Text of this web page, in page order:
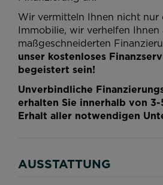
Wir vermitteln Ihnen nicht nur
Immobilie, wir verhelfen Ihnen
maßgeschneiderten
unser kostenloses
begeistert sein!
Unverbindliche
erhalten Sie innerhalb von
Erhalt aller notwendigen
AUSSTATTUNG